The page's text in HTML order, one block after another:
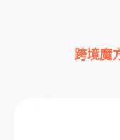
跨境魔